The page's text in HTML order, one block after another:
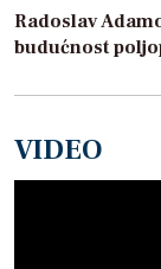
Radoslav
budućnost
VIDEO